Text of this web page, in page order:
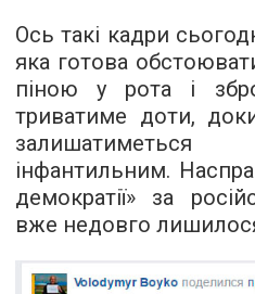
Ось такі кадри
яка готова
піною у рота і
триватиме доти,
інфантильним.
демократії» за
вже недовго